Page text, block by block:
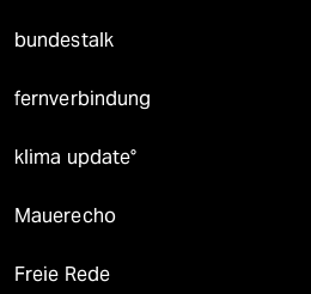
bundestalk
fernverbindung
klima update°
Mauerecho
Freie Rede